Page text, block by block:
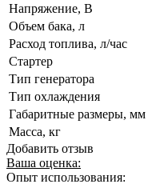
Напряжение, В
Объем бака, л
Расход топлива, л/час
Стартер
Тип генератора
Тип охлаждения
Габаритные размеры, мм
Масса, кг
Добавить отзыв
Ваша оценка:
Опыт использования: